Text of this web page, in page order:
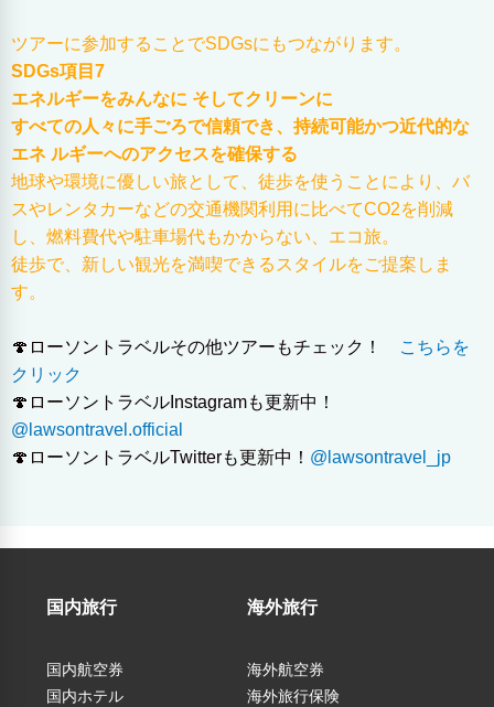
ツアーに参加することでSDGsにもつながります。
SDGs項目7
エネルギーをみんなに そしてクリーンに
すべての人々に手ごろで信頼でき、持続可能かつ近代的な
エネ ルギーへのアクセスを確保する
地球や環境に優しい旅として、徒歩を使うことにより、バ
スやレンタカーなどの交通機関利用に比べてCO2を削減
し、燃料費代や駐車場代もかからない、エコ旅。
徒歩で、新しい観光を満喫できるスタイルをご提案しま
す。
🍄ローソントラベルその他ツアーもチェック！
こちらを
クリック
🍄ローソントラベルInstagramも更新中！
@lawsontravel.official
🍄ローソントラベルTwitterも更新中！ @lawsontravel_jp
国内旅行
国内航空券
国内ホテル
海外旅行
海外航空券
海外旅行保険